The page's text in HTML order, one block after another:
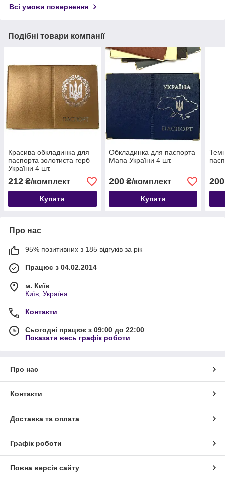
Всі умови повернення
Подібні товари компанії
Красива обкладинка для
паспорта золотиста герб
України 4 шт.
212 ₴/комплект
Купити
Обкладинка для паспорта
Мапа України 4 шт.
200₴/комплект
Купити
200
Про нас
95% позитивних з 185 відгуків за рік
Працює з 04.02.2014
м. Київ
Київ, Україна
Контакти
Сьогодні працює з 09:00 до 22:00
Показати весь графік роботи
Про нас
Контакти
Доставка та оплата
Графік роботи
Повна версія сайту